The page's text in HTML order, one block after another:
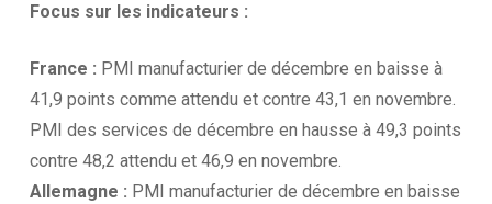
Focus sur les indicateurs :
France : PMI manufacturier de décembre en baisse à
41,9 points comme attendu et contre 43,1 en novembre.
PMI des services de décembre en hausse à 49,3 points
contre 48,2 attendu et 46,9 en novembre.
Allemagne : PMI manufacturier de décembre en baisse